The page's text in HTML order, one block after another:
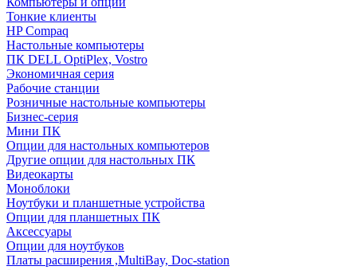
Тонкие клиенты
HP Compaq
Настольные компьютеры
ПК DELL OptiPlex, Vostro
Экономичная серия
Рабочие станции
Розничные настольные компьютеры
Бизнес-серия
Мини ПК
Опции для настольных компьютеров
Другие опции для настольных ПК
Видеокарты
Моноблоки
Ноутбуки и планшетные устройства
Опции для планшетных ПК
Аксессуары
Опции для ноутбуков
Платы расширения ,MultiBay, Doc-station